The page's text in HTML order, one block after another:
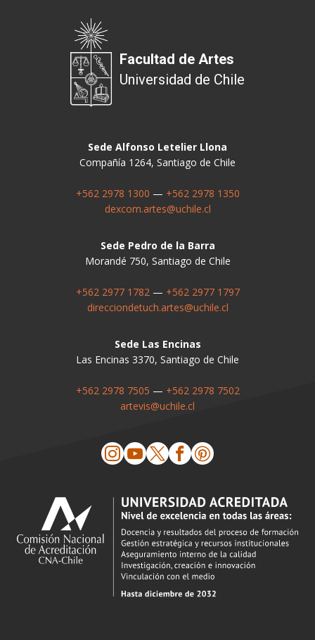
Facultad de Artes
Universidad de Chile
Sede Alfonso Letelier Llona
Compañía 1264, Santiago de Chile
+562 2978 1300 — +562 2978 1350
dexcom.artes@uchile.cl
Sede Pedro de la Barra
Morandé 750, Santiago de Chile
+562 2977 1782— +562 2977 1797
direcciondetuch.artes@uchile.cl
Sede Las Encinas
Las Encinas 3370, Santiago de Chile
+562 2978 7505 — +562 2978 7502
artevis@uchile.cl